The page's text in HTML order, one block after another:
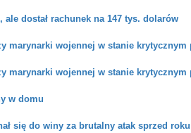
ale dostał rachunek na 147 tys. dolarów
marynarki wojennej w stanie
marynarki wojennej w stanie
w domu
się do winy za brutalny atak sprzed roku